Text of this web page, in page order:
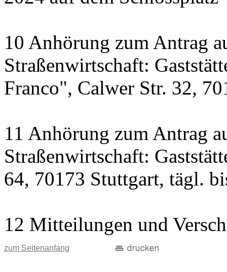
10 Anhörung zum Antrag
Straßenwirtschaft:
Franco", Calwer Str. 32,
11 Anhörung zum Antrag
Straßenwirtschaft:
64, 70173 Stuttgart, tägl.
12 Mitteilungen und
zum Seitenanfang